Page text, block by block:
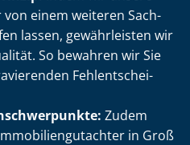
einem weiteren Sach­
lassen, gewährleisten wir
So bewahren wir Sie
Fehl­ent­schei­
Zudem
in Groß